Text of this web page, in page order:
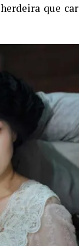
que